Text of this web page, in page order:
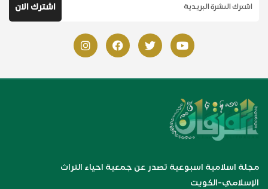
مجلة اسلامية اسبوعية تصدر عن جمعية احياء التراث
الإسلامي-الكويت